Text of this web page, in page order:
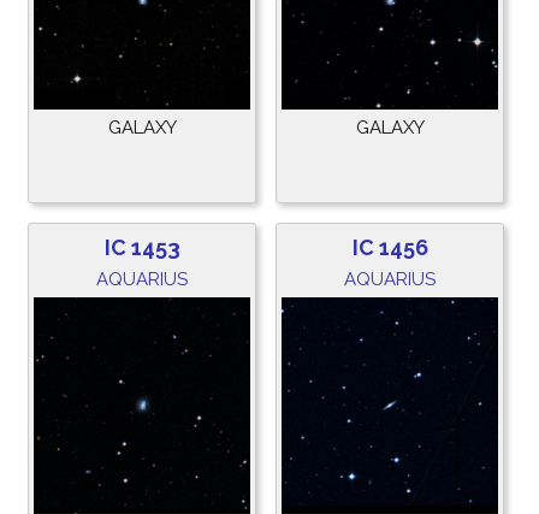
GALAXY GALAXY
IC 1453
AQUARIUS
IC 1456
AQUARIUS